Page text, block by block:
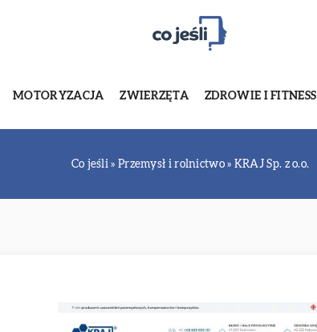
MOTORYZACJA ZWIERZĘTA ZDROWIE I FITNESS
Co jeśli » Przemysł i rolnictwo» KRAJ Sp. z o.o.